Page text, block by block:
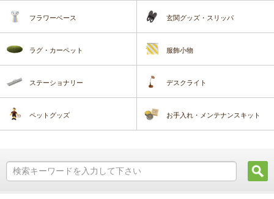
フラワーベース 玄関グッズ・スリッパ
ラグ・カーペット 服飾小物
ステーショナリー デスクライト
ペットグッズ お手入れ・メンテナンスキット